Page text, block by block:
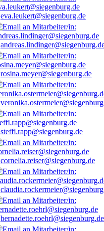
eva.leukert@siegenburg.de
rosina.meyer@siegenburg.de
steffi.rapp@siegenburg.de
cornelia.reiser@siegenburg.de
bernadette.roehrl@siegenburg.de